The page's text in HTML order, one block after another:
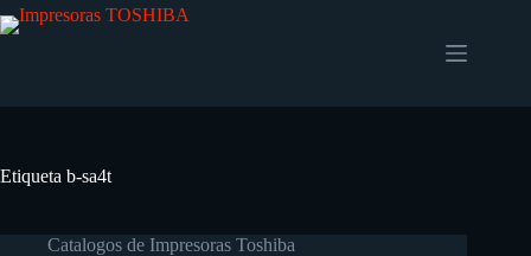
Etiqueta b-sa4t
Catalogos de Impresoras Toshiba